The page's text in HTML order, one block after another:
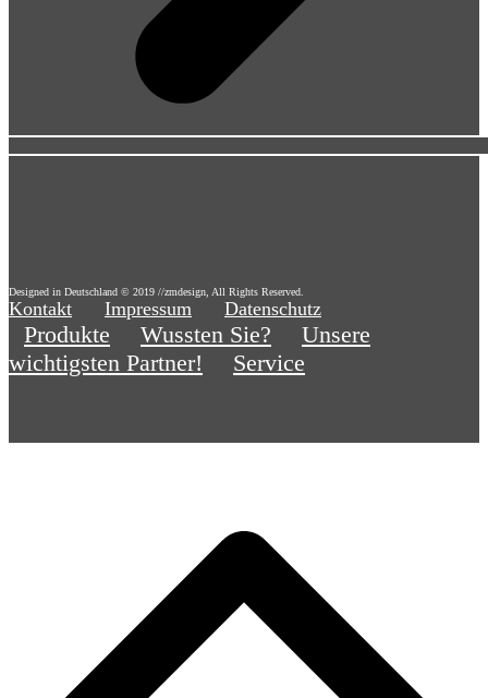
Designed in Deutschland © 2019 //zmdesign, All Rights Reserved.
Kontakt Impressum Datenschutz
Produkte Wussten Sie?
Unsere
wichtigsten Partner!
Service